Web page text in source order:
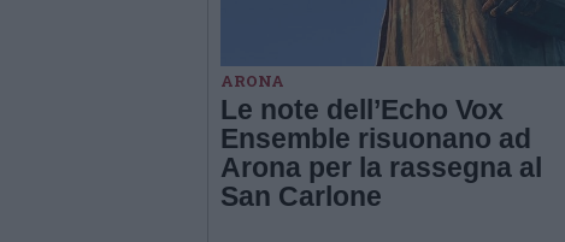
ARONA
Le note dell’Echo Vox
Ensemble risuonano ad
Arona per la rassegna al
San Carlone